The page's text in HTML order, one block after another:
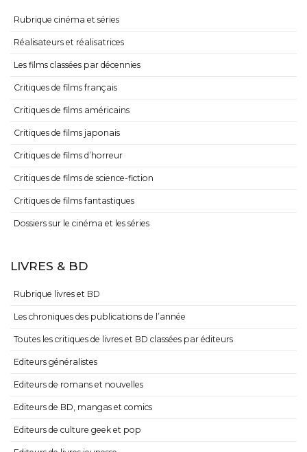
Rubrique cinéma et séries
Réalisateurs et réalisatrices
Les films classées par décennies
Critiques de films français
Critiques de films américains
Critiques de films japonais
Critiques de films d’horreur
Critiques de films de science-fiction
Critiques de films fantastiques
Dossiers sur le cinéma et les séries
LIVRES & BD
Rubrique livres et BD
Les chroniques des publications de l’année
Toutes les critiques de livres et BD classées par éditeurs
Editeurs généralistes
Editeurs de romans et nouvelles
Editeurs de BD, mangas et comics
Editeurs de culture geek et pop